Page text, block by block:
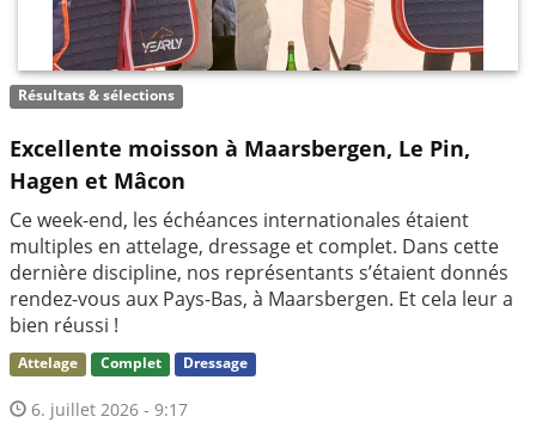
Résultats & sélections
Excellente moisson à Maarsbergen, Le Pin,
Hagen et Mâcon
Ce week-end, les échéances internationales étaient
multiples en attelage, dressage et complet. Dans cette
dernière discipline, nos représentants s’étaient donnés
rendez-vous aux Pays-Bas, à Maarsbergen. Et cela leur a
bien réussi !
Attelage Complet Dressage
6. juillet 2026 - 9:17